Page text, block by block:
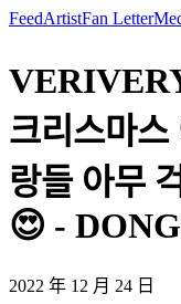
FeedArtistFan Letter
크리스마
랑들 아무
😍 -
2022 年 12 月 24 日